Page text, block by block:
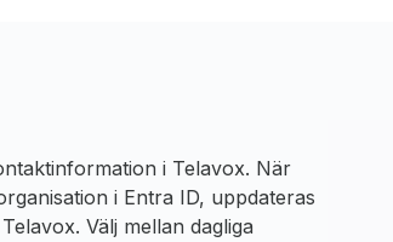
i Telavox. När
i Entra ID, uppdateras
Välj mellan dagliga